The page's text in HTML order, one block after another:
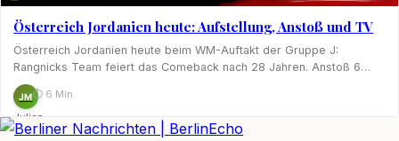
Österreich Jordanien heute: Aufstellung, Anstoß und TV
Österreich Jordanien heute beim WM-Auftakt der Gruppe J:
Rangnicks Team feiert das Comeback nach 28 Jahren. Anstoß 6…
JM
Julian
Möhring
⏱ 6 Min.